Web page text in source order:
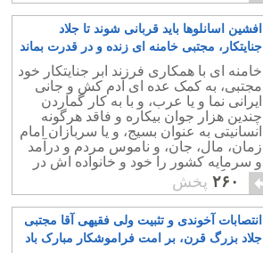
افشین اسانلوها باید قربانی شوند تا جلاد
جنایتکار، مجتبی خامنه ای زنده و در قدرت بماند
۱
خامنه ای با همکاری فرزند ابر جنایتکار خود
مجتبی، به کمک عده ای آدم کش و جانی
ایرانی نما و یا عرب، و با به کار گماردن
چندین هزار جوان بیکاره و فاقد هرگونه
انسانیتی به عنوان بسیج، و یا سربازان امام
زمان، مال، جان، و ناموس مردم و درآمد
و سرمایه کشور را خود و خانواده اش در
اختیار گرفته است.
۲۶۰ پخش
انتصابات آخوندی و تثبیت ولی فقیهی آقا مجتبی
جلاد بزرگ قرن، بر امت فراموشکار مبارک باد